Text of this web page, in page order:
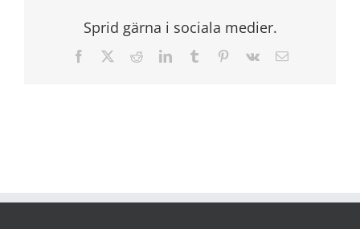
Sprid gärna i sociala medier.
Facebook RedditLinkedInTumblr Pinterest
Vk
E-